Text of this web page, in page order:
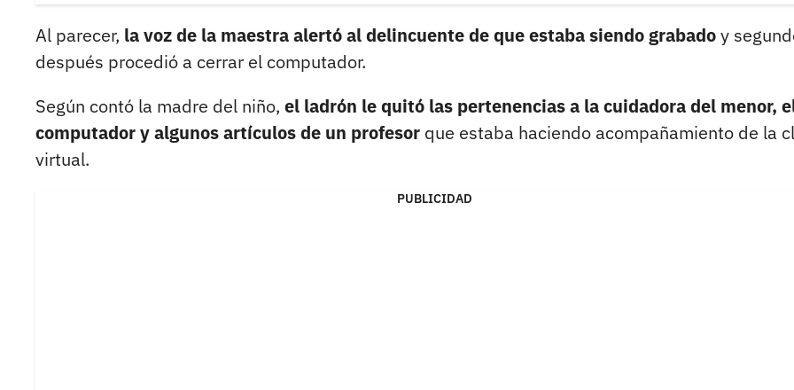
Al parecer, la voz de la maestra alertó al delincuente de que estaba siendo grabadoy
después procedió a cerrar el computador.
Según contó la madre del niño, el ladrón le quitó las pertenencias a la cuidadora del menor,
computador y algunos artículos de un profesor que estaba haciendo acompañamiento de la
virtual.
PUBLICIDAD